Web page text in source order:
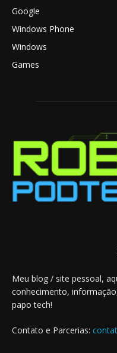
Google
Windows Phone
Windows
Games
Meu blog / site pessoal,
conhecimento,
papo tech!
Contato e Parcerias: